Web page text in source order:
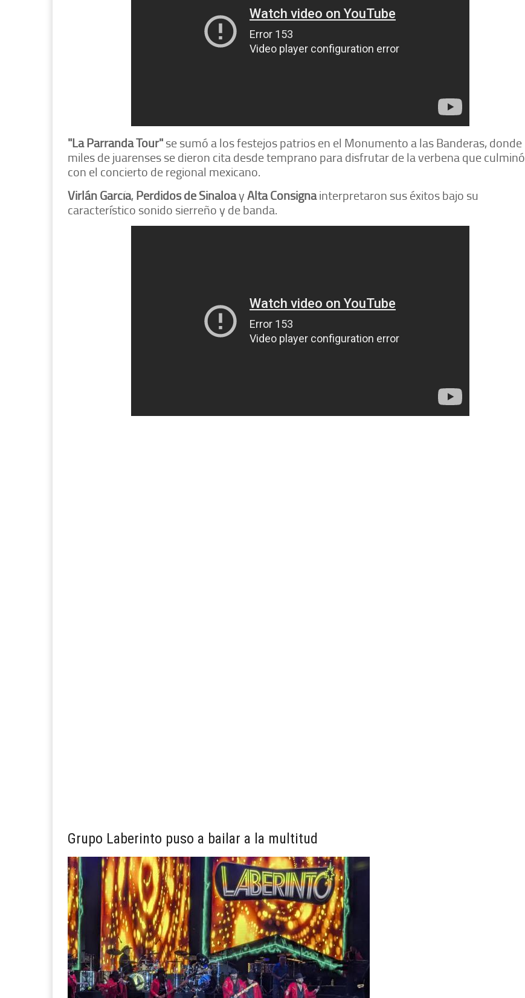
"La Parranda Tour"se sumó a los festejos patrios en el Monumento a las Banderas, donde
miles de juarenses se dieron cita desde temprano para disfrutar de la verbena que culminó
con el concierto de regional mexicano.
Virlán García, Perdidos de SinaloayAlta Consignainterpretaron sus éxitos bajo su
característico sonido sierreño y de banda.
Grupo Laberinto puso a bailar a la multitud